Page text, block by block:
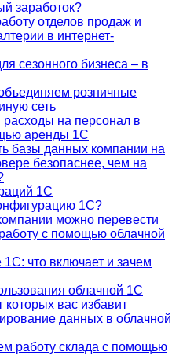
заработок?
отделов продаж и
в интернет-
сезонного бизнеса – в
розничные
сеть
на персонал в
аренды 1С
базы данных компании на
безопаснее, чем на
1С
1С?
можно перевести
с помощью облачной
что включает и зачем
облачной 1С
вас избавит
данных в облачной
работу склада с помощью